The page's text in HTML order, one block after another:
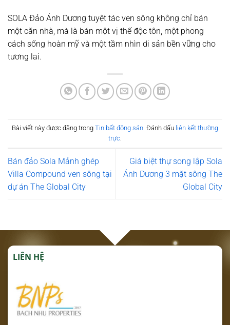
SOLA Đảo Ánh Dương tuyệt tác ven sông không chỉ bán
một căn nhà, mà là bán một vị thế độc tôn, một phong
cách sống hoàn mỹ và một tầm nhìn di sản bền vững cho
tương lai.
Bài viết này được đăng trong Tin bất động sản . Đánh dấu liên kết thường
trực
Bán đảo Sola Mảnh ghép
Villa Compound ven sông tại
dự án The Global City
Giá biệt thự song lập Sola
Ánh Dương 3 mặt sông The
Global City
LIÊN HỆ